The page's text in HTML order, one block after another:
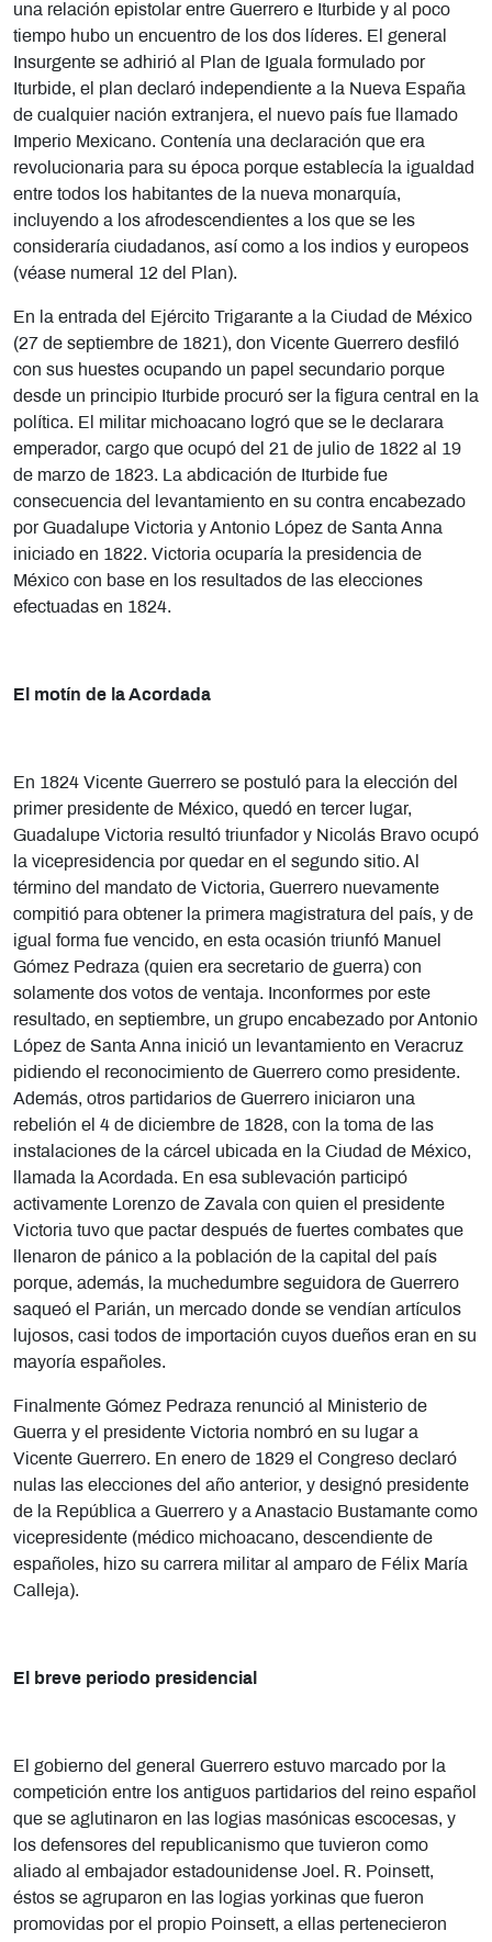
una relación epistolar entre Guerrero e Iturbide y al poco
tiempo hubo un encuentro de los dos líderes. El general
Insurgente se adhirió al Plan de Iguala formulado por
Iturbide, el plan declaró independiente a la Nueva España
de cualquier nación extranjera, el nuevo país fue llamado
Imperio Mexicano. Contenía una declaración que era
revolucionaria para su época porque establecía la igualdad
entre todos los habitantes de la nueva monarquía,
incluyendo a los afrodescendientes a los que se les
consideraría ciudadanos, así como a los indios y europeos
(véase numeral 12 del Plan).
En la entrada del Ejército Trigarante a la Ciudad de México
(27 de septiembre de 1821), don Vicente Guerrero desfiló
con sus huestes ocupando un papel secundario porque
desde un principio Iturbide procuró ser la figura central en la
política. El militar michoacano logró que se le declarara
emperador, cargo que ocupó del 21 de julio de 1822 al 19
de marzo de 1823. La abdicación de Iturbide fue
consecuencia del levantamiento en su contra encabezado
por Guadalupe Victoria y Antonio López de Santa Anna
iniciado en 1822. Victoria ocuparía la presidencia de
México con base en los resultados de las elecciones
efectuadas en 1824.
El motín de la Acordada
En 1824 Vicente Guerrero se postuló para la elección del
primer presidente de México, quedó en tercer lugar,
Guadalupe Victoria resultó triunfador y Nicolás Bravo ocupó
la vicepresidencia por quedar en el segundo sitio. Al
término del mandato de Victoria, Guerrero nuevamente
compitió para obtener la primera magistratura del país, y de
igual forma fue vencido, en esta ocasión triunfó Manuel
Gómez Pedraza (quien era secretario de guerra) con
solamente dos votos de ventaja. Inconformes por este
resultado, en septiembre, un grupo encabezado por Antonio
López de Santa Anna inició un levantamiento en Veracruz
pidiendo el reconocimiento de Guerrero como presidente.
Además, otros partidarios de Guerrero iniciaron una
rebelión el 4 de diciembre de 1828, con la toma de las
instalaciones de la cárcel ubicada en la Ciudad de México,
llamada la Acordada. En esa sublevación participó
activamente Lorenzo de Zavala con quien el presidente
Victoria tuvo que pactar después de fuertes combates que
llenaron de pánico a la población de la capital del país
porque, además, la muchedumbre seguidora de Guerrero
saqueó el Parián, un mercado donde se vendían artículos
lujosos, casi todos de importación cuyos dueños eran en su
mayoría españoles.
Finalmente Gómez Pedraza renunció al Ministerio de
Guerra y el presidente Victoria nombró en su lugar a
Vicente Guerrero. En enero de 1829 el Congreso declaró
nulas las elecciones del año anterior, y designó presidente
de la República a Guerrero y a Anastacio Bustamante como
vicepresidente (médico michoacano, descendiente de
españoles, hizo su carrera militar al amparo de Félix María
Calleja).
El breve periodo presidencial
El gobierno del general Guerrero estuvo marcado por la
competición entre los antiguos partidarios del reino español
que se aglutinaron en las logias masónicas escocesas, y
los defensores del republicanismo que tuvieron como
aliado al embajador estadounidense Joel. R. Poinsett,
éstos se agruparon en las logias yorkinas que fueron
promovidas por el propio Poinsett, a ellas pertenecieron